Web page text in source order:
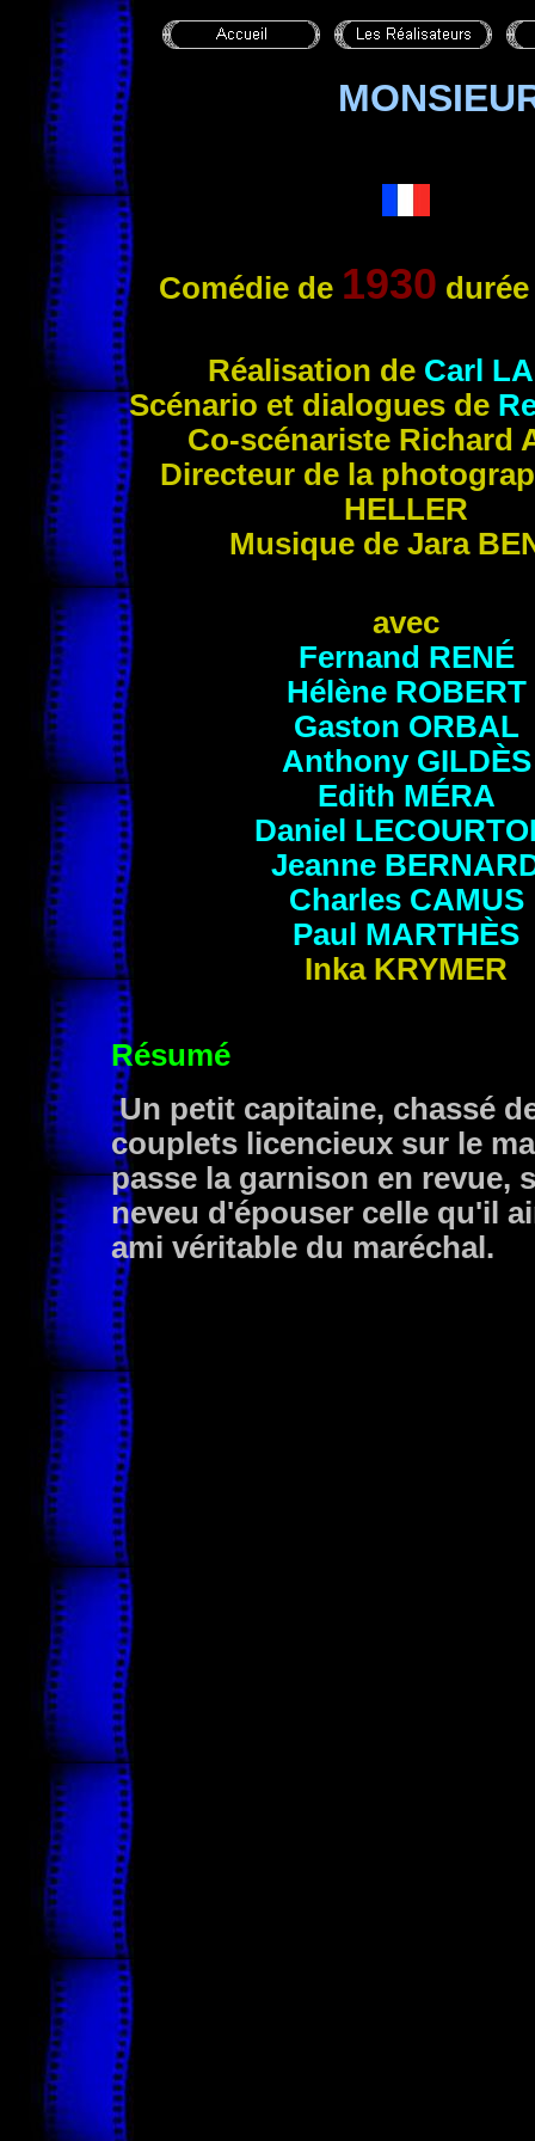
Comédie de 1930
Réalisation de Carl
Scénario et dialogues de
Co-scénariste Richard
Directeur de la
HELLER
Musique de Jara
avec
Fernand RENÉ
Hélène ROBERT
Gaston ORBAL
Anthony GILDÈS
Edith MÉRA
Daniel
Jeanne
Charles CAMUS
Paul MARTHÈS
Inka KRYMER
Résumé
Un petit capitaine, chassé
couplets licencieux sur le
passe la garnison en revue,
neveu d'épouser celle qu'il
ami véritable du maréchal.